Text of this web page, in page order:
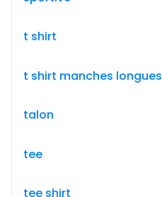
t shirt
t shirt manches longues
talon
tee
tee shirt